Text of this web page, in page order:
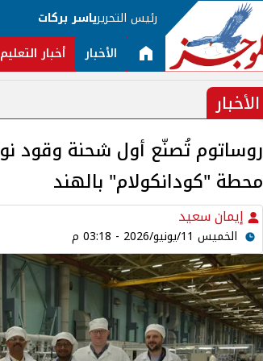
رئيس التحريرياسر بركات
الأخبار أخبار التعليم
الأخبار
محطة "كودانكولام" بالهند
إيمان سعيد
الخميس 11/يونيو/2026 - 03:18 م